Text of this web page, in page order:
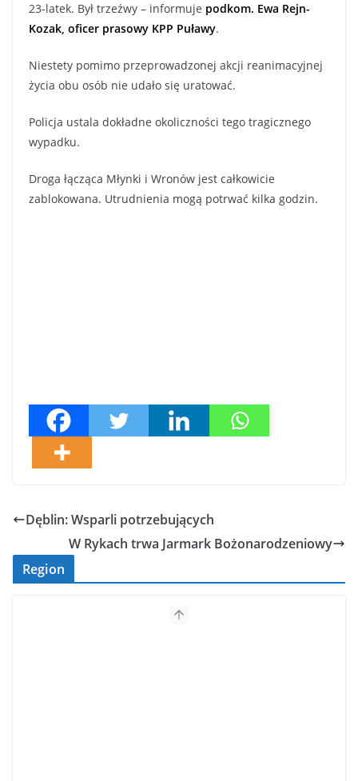
23-latek. Był trzeźwy – informuje podkom. Ewa Rejn-
Kozak, oficer prasowy KPP Puławy.
Niestety pomimo przeprowadzonej akcji reanimacyjnej
życia obu osób nie udało się uratować.
Policja ustala dokładne okoliczności tego tragicznego
wypadku.
Droga łącząca Młynki i Wronów jest całkowicie
zablokowana. Utrudnienia mogą potrwać kilka godzin.
Dęblin: Wsparli potrzebujących
W Rykach trwa Jarmark Bożonarodzeniowy
Region